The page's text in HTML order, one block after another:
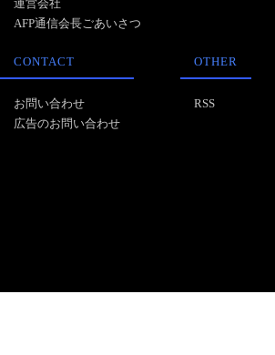
運営会社
AFP通信会長ごあいさつ
CONTACT
お問い合わせ
広告のお問い合わせ
OTHER
RSS